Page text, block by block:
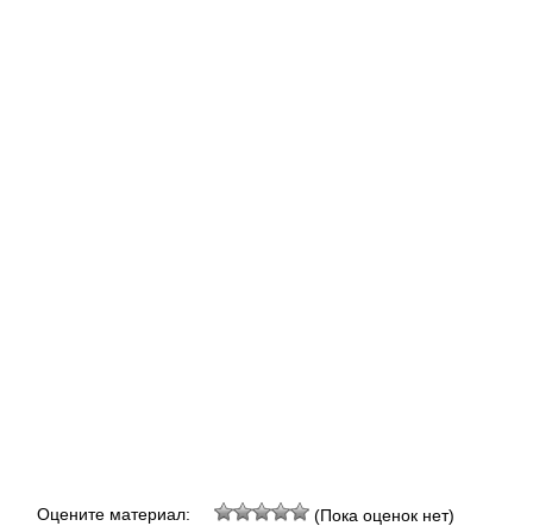
Оцените материал: (Пока оценок нет)